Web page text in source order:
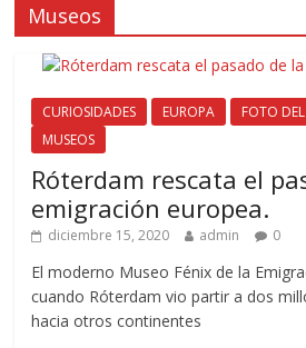
Museos
CURIOSIDADES EUROPA FOTO
MUSEOS
Róterdam rescata el
emigración europea.
diciembre 15, 2020 admin 0
El moderno Museo Fénix de la
cuando Róterdam vio partir a dos
hacia otros continentes